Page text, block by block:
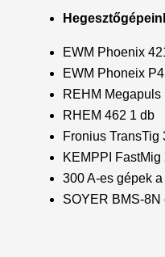
EWM Phoenix
EWM Phoneix
REHM
RHEM 462 1 db
Fronius TransTig
KEMPPI
300 A-es gépek
SOYER BMS-